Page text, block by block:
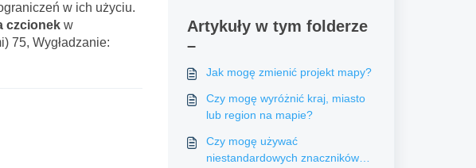
w ich użyciu.
czcionek w
75, Wygładzanie:
Artykuły w tym folderze
–
Jak mogę zmienić projekt mapy?
Czy mogę wyróżnić kraj, miasto
lub region na mapie?
Czy mogę używać
niestandardowych znaczników